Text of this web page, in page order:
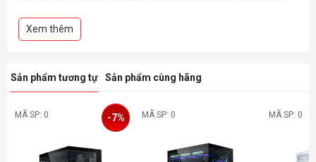
Tản nhiệt CPU tối đa: 167mm
Hỗ trợ nguồn: ATX (dưới 220mm)
Xem thêm
Sản phẩm tương tự Sản phẩm cùng hãng
MÃ SP: 0 -7% MÃ SP: 0 MÃ SP: 0